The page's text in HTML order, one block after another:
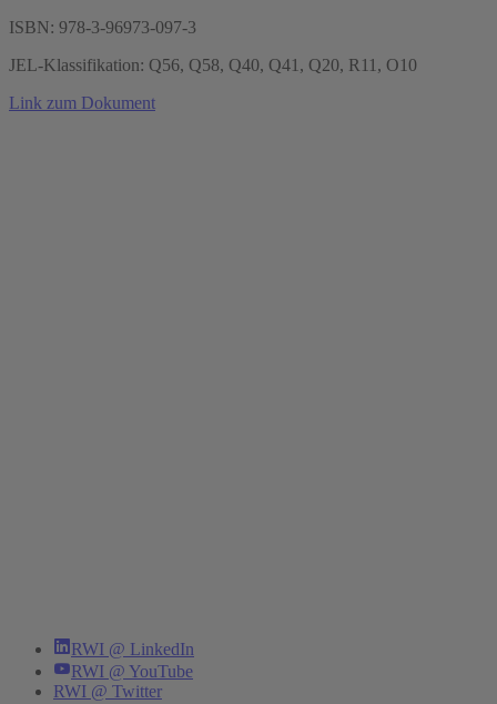
ISBN: 978-3-96973-097-3
JEL-Klassifikation: Q56, Q58, Q40, Q41, Q20, R11, O10
Link zum Dokument
RWI @ LinkedIn
RWI @ YouTube
RWI @ Twitter